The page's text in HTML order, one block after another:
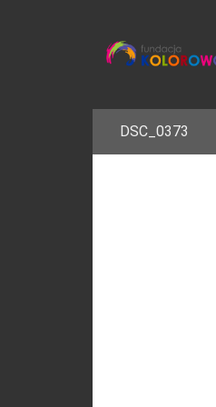
DSC_0373